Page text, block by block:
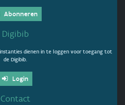
Abonneren
Digibib
dienen in te loggen voor toegang tot
de Digibib.
Login
Contact